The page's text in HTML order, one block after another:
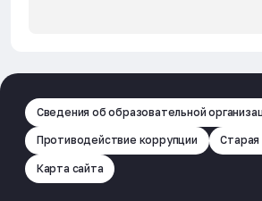
Сведения об образовательной
Противодействие коррупции Старая
Карта сайта